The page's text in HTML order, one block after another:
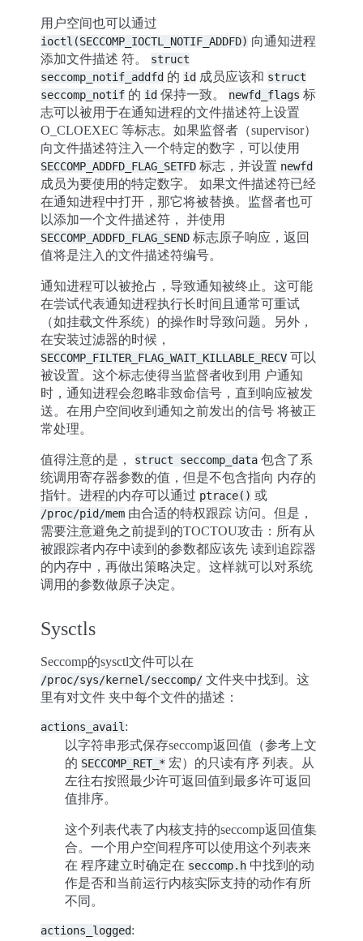
用户空间也可以通过
ioctl(SECCOMP_IOCTL_NOTIF_ADDFD) 向通知进程
添加文件描述 符。 struct
seccomp_notif_addfd 的 id 成员应该和 struct
seccomp_notif 的 id 保持一致。 newfd_flags 标
志可以被用于在通知进程的文件描述符上设置
O_CLOEXEC 等标志。如果监督者（supervisor）
向文件描述符注入一个特定的数字，可以使用
SECCOMP_ADDFD_FLAG_SETFD 标志，并设置 newfd
成员为要使用的特定数字。 如果文件描述符已经
在通知进程中打开，那它将被替换。监督者也可
以添加一个文件描述符， 并使用
SECCOMP_ADDFD_FLAG_SEND 标志原子响应，返回
值将是注入的文件描述符编号。
通知进程可以被抢占，导致通知被终止。这可能
在尝试代表通知进程执行长时间且通常可重试
（如挂载文件系统）的操作时导致问题。另外，
在安装过滤器的时候，
SECCOMP_FILTER_FLAG_WAIT_KILLABLE_RECV 可以
被设置。这个标志使得当监督者收到用 户通知
时，通知进程会忽略非致命信号，直到响应被发
送。在用户空间收到通知之前发出的信号 将被正
常处理。
值得注意的是， struct seccomp_data 包含了系
统调用寄存器参数的值，但是不包含指向 内存的
指针。进程的内存可以通过 ptrace() 或
/proc/pid/mem 由合适的特权跟踪 访问。但是，
需要注意避免之前提到的TOCTOU攻击：所有从
被跟踪者内存中读到的参数都应该先 读到追踪器
的内存中，再做出策略决定。这样就可以对系统
调用的参数做原子决定。
Sysctls
Seccomp的sysctl文件可以在
/proc/sys/kernel/seccomp/ 文件夹中找到。这
里有对文件 夹中每个文件的描述：
actions_avail :
以字符串形式保存seccomp返回值（参考上文
的 SECCOMP_RET_* 宏）的只读有序 列表。从
左往右按照最少许可返回值到最多许可返回
值排序。
这个列表代表了内核支持的seccomp返回值集
合。一个用户空间程序可以使用这个列表来
在 程序建立时确定在 seccomp.h 中找到的动
作是否和当前运行内核实际支持的动作有所
不同。
actions_logged: